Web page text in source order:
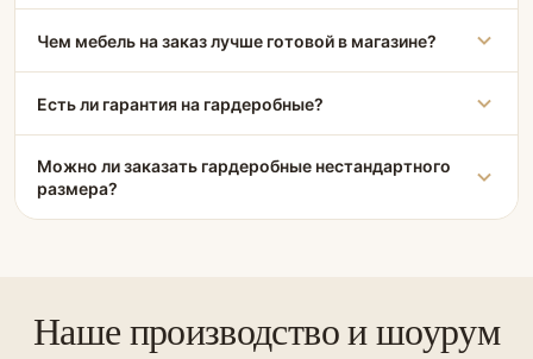
Чем мебель на заказ лучше готовой в магазине?
Есть ли гарантия на гардеробные?
Можно ли заказать гардеробные нестандартного
размера?
Наше производство и шоурум